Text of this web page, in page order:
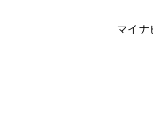
マイナ